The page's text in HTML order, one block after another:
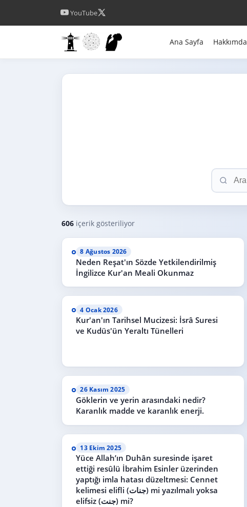
YouTube
Ana Sayfa Hakkımda
606içerik gösteriliyor
8 Ağustos 2026
Neden Reşat'ın Sözde Yetkilendirilmiş
İngilizce Kur'an Meali Okunmaz
4 Ocak 2026
Kur'an'ın Tarihsel Mucizesi: İsrâ Suresi
ve Kudüs'ün Yeraltı Tünelleri
26 Kasım 2025
Göklerin ve yerin arasındaki nedir?
Karanlık madde ve karanlık enerji.
13 Ekim 2025
Yüce Allah’ın Duhân suresinde işaret
ettiği resûlü İbrahim Esinler üzerinden
yaptığı imla hatası düzeltmesi: Cennet
kelimesi elifli (جنات) mi yazılmalı yoksa
elifsiz (جنت) mi?